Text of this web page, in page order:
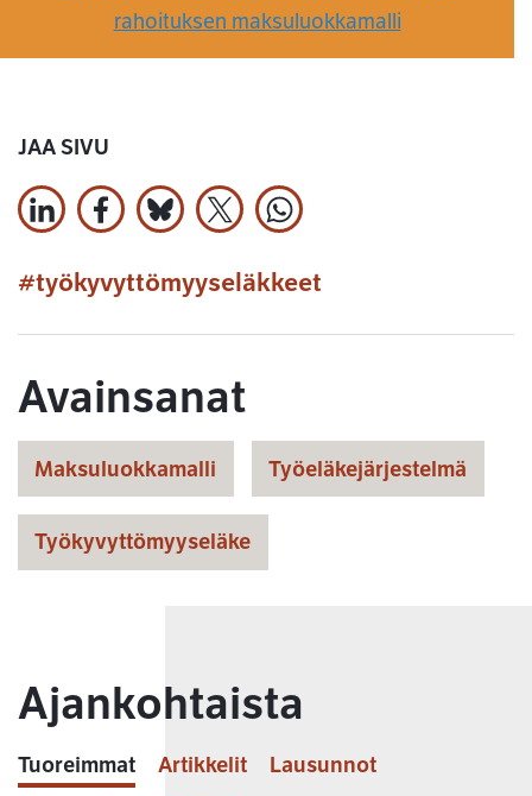
rahoituksen maksuluokkamalli
JAA SIVU
Jaa LinkedInissä
Jaa Facebookissa
Jaa Bluesky:ssa
Jaa X:ssäJaa WhatsApissa
#työkyvyttömyyseläkkeet
Avainsanat
Maksuluokkamalli Työeläkejärjestelmä
Työkyvyttömyyseläke
Ajankohtaista
Tuoreimmat Artikkelit
Lausunnot